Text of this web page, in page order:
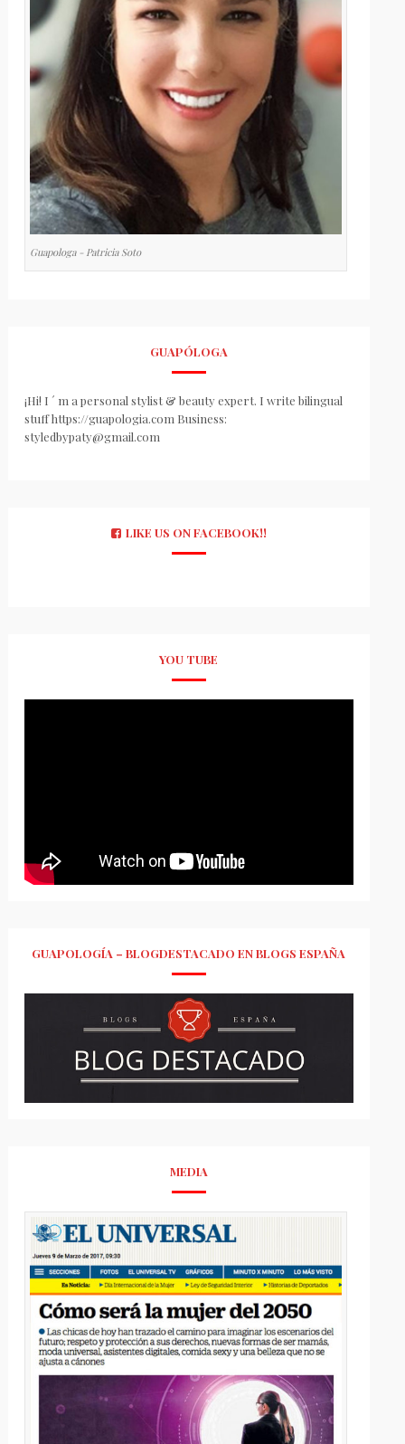
Guapologa - Patricia Soto
GUAPÓLOGA
¡Hi! I ´ m a personal stylist & beauty expert. I write bilingual
stuff https://guapologia.com Business:
styledbypaty@gmail.com
LIKE US ON FACEBOOK!!
YOU TUBE
GUAPOLOGÍA – BLOGDESTACADO EN BLOGS ESPAÑA
MEDIA